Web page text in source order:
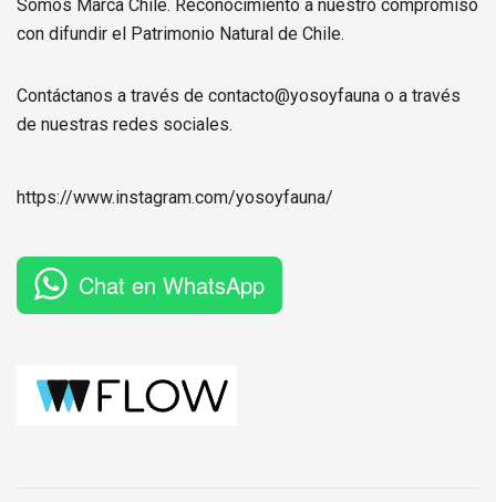
Somos Marca Chile. Reconocimiento a nuestro compromiso
con difundir el Patrimonio Natural de Chile.
Contáctanos a través de contacto@yosoyfauna o a través
de nuestras redes sociales.
https://www.instagram.com/yosoyfauna/
Chat en WhatsApp